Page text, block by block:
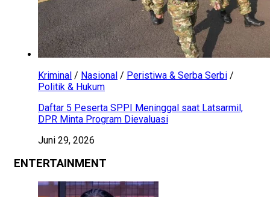
Kriminal / Nasional / Peristiwa & Serba Serbi /
Politik & Hukum
Daftar 5 Peserta SPPI Meninggal saat Latsarmil,
DPR Minta Program Dievaluasi
Juni 29, 2026
ENTERTAINMENT